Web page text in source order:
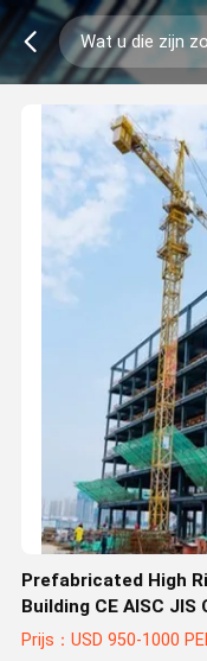
Prefabricated High
Building CE AISC JIS
Prijs：USD 950-1000